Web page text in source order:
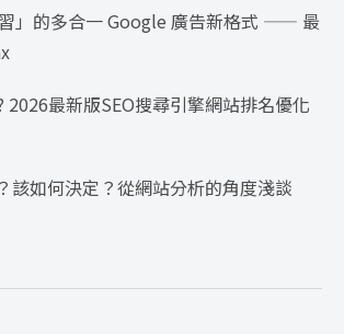
」的多合一 Google 廣告新格式 —— 最
2026最新版SEO搜尋引擎網站排名優化
該如何決定？從網站分析的角度淺談